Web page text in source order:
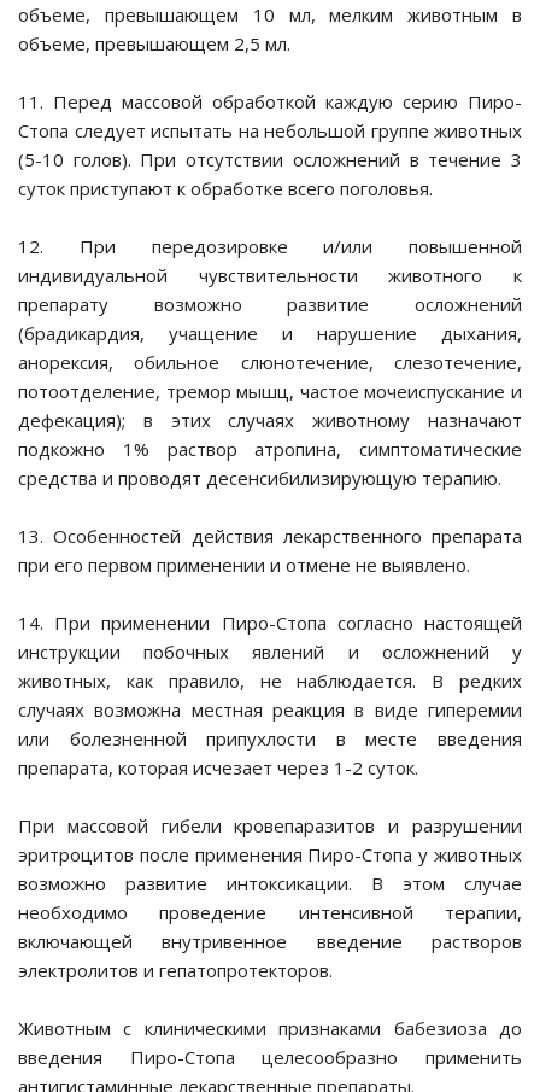
держатели
для гнезд/
и добавки
объеме, превышающем 10 мл, мелким животным в
объеме, превышающем 2,5 мл.
11. Перед массовой обработкой каждую серию Пиро-
Стопа следует испытать на небольшой группе животных
(5-10 голов). При отсутствии осложнений в течение 3
суток приступают к обработке всего поголовья.
12. При передозировке и/или повышенной
индивидуальной чувствительности животного к
препарату возможно развитие осложнений
(брадикардия, учащение и нарушение дыхания,
анорексия, обильное слюнотечение, слезотечение,
потоотделение, тремор мышц, частое мочеиспускание и
дефекация); в этих случаях животному назначают
подкожно 1% раствор атропина, симптоматические
средства и проводят десенсибилизирующую терапию.
13. Особенностей действия лекарственного препарата
при его первом применении и отмене не выявлено.
14. При применении Пиро-Стопа согласно настоящей
инструкции побочных явлений и осложнений у
животных, как правило, не наблюдается. В редких
случаях возможна местная реакция в виде гиперемии
или болезненной припухлости в месте введения
препарата, которая исчезает через 1-2 суток.
При массовой гибели кровепаразитов и разрушении
эритроцитов после применения Пиро-Стопа у животных
возможно развитие интоксикации. В этом случае
необходимо проведение интенсивной терапии,
включающей внутривенное введение растворов
электролитов и гепатопротекторов.
Животным с клиническими признаками бабезиоза до
введения Пиро-Стопа целесообразно применить
антигистаминные лекарственные препараты.